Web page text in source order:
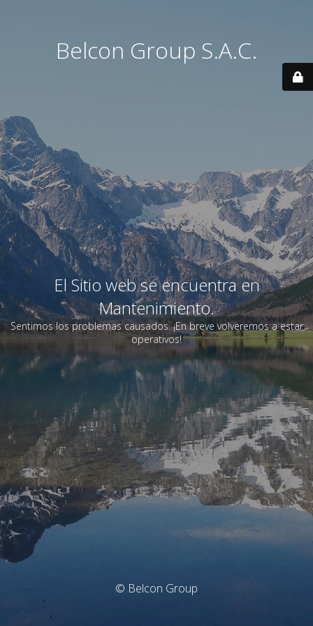
Belcon Group S.A.C.
El Sitio web se encuentra en
Mantenimiento.
Sentimos los problemas causados. ¡En breve volveremos a estar
operativos!
© Belcon Group